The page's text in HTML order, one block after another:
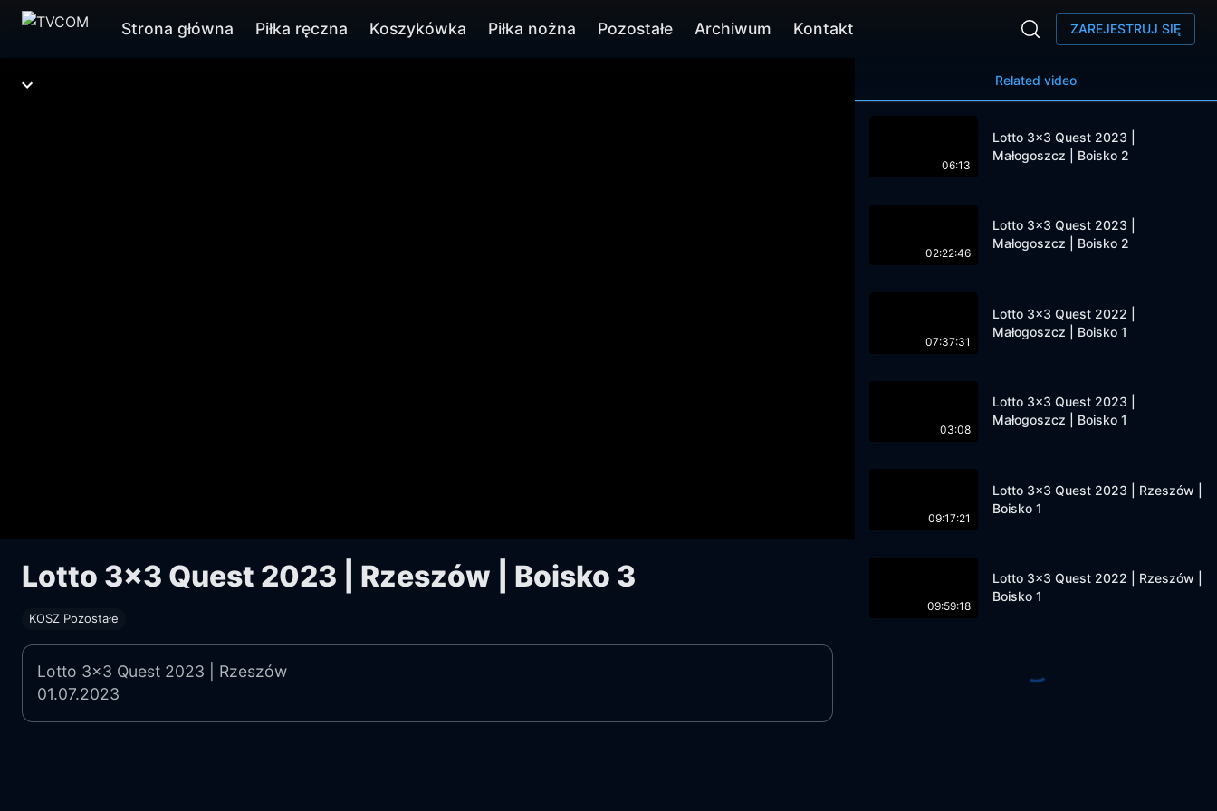
Strona główna Piłka ręczna Koszykówka Piłka nożna Pozostałe Archiwum Kontakt ZAREJESTRUJ SIĘ
Lotto 3x3 Quest 2023 | Rzeszów | Boisko 3
KOSZ Pozostałe
Lotto 3x3 Quest 2023 | Rzeszów
01.07.2023
Related video
06:13
Lotto 3x3 Quest 2023 |
Małogoszcz | Boisko 2
02:22:46
Lotto 3x3 Quest 2023 |
Małogoszcz | Boisko 2
07:37:31
Lotto 3x3 Quest 2022 |
Małogoszcz | Boisko 1
03:08
Lotto 3x3 Quest 2023 |
Małogoszcz | Boisko 1
09:17:21
Lotto 3x3 Quest 2023 | Rzeszów |
Boisko 1
09:59:18
Lotto 3x3 Quest 2022 | Rzeszów |
Boisko 1